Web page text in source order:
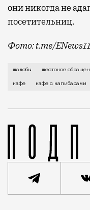
они никогда не
посетительниц.
Фото: t.me/
С момента
жалобы жестокое
кафе кафе с капибарами